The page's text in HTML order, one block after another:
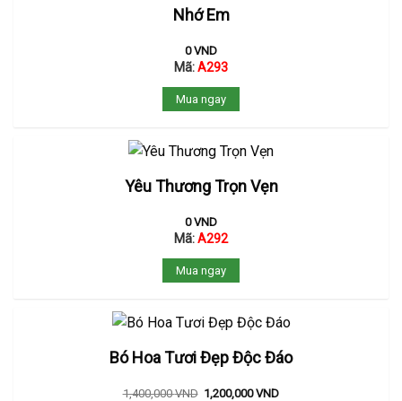
Nhớ Em
0VND
Mã:A293
Mua ngay
Yêu Thương Trọn Vẹn
0VND
Mã:A292
Mua ngay
Bó Hoa Tươi Đẹp Độc Đáo
1,400,000VND 1,200,000VND